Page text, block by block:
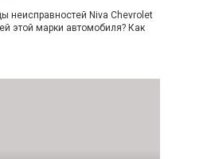
неисправностей Niva Chevrolet
этой марки автомобиля? Как